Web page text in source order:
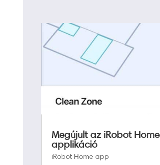
Megújult az iRobot Home
applikáció
iRobot Home app